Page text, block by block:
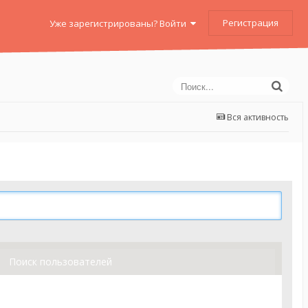
Уже зарегистрированы? Войти Регистрация
Вся активность
Поиск пользователей